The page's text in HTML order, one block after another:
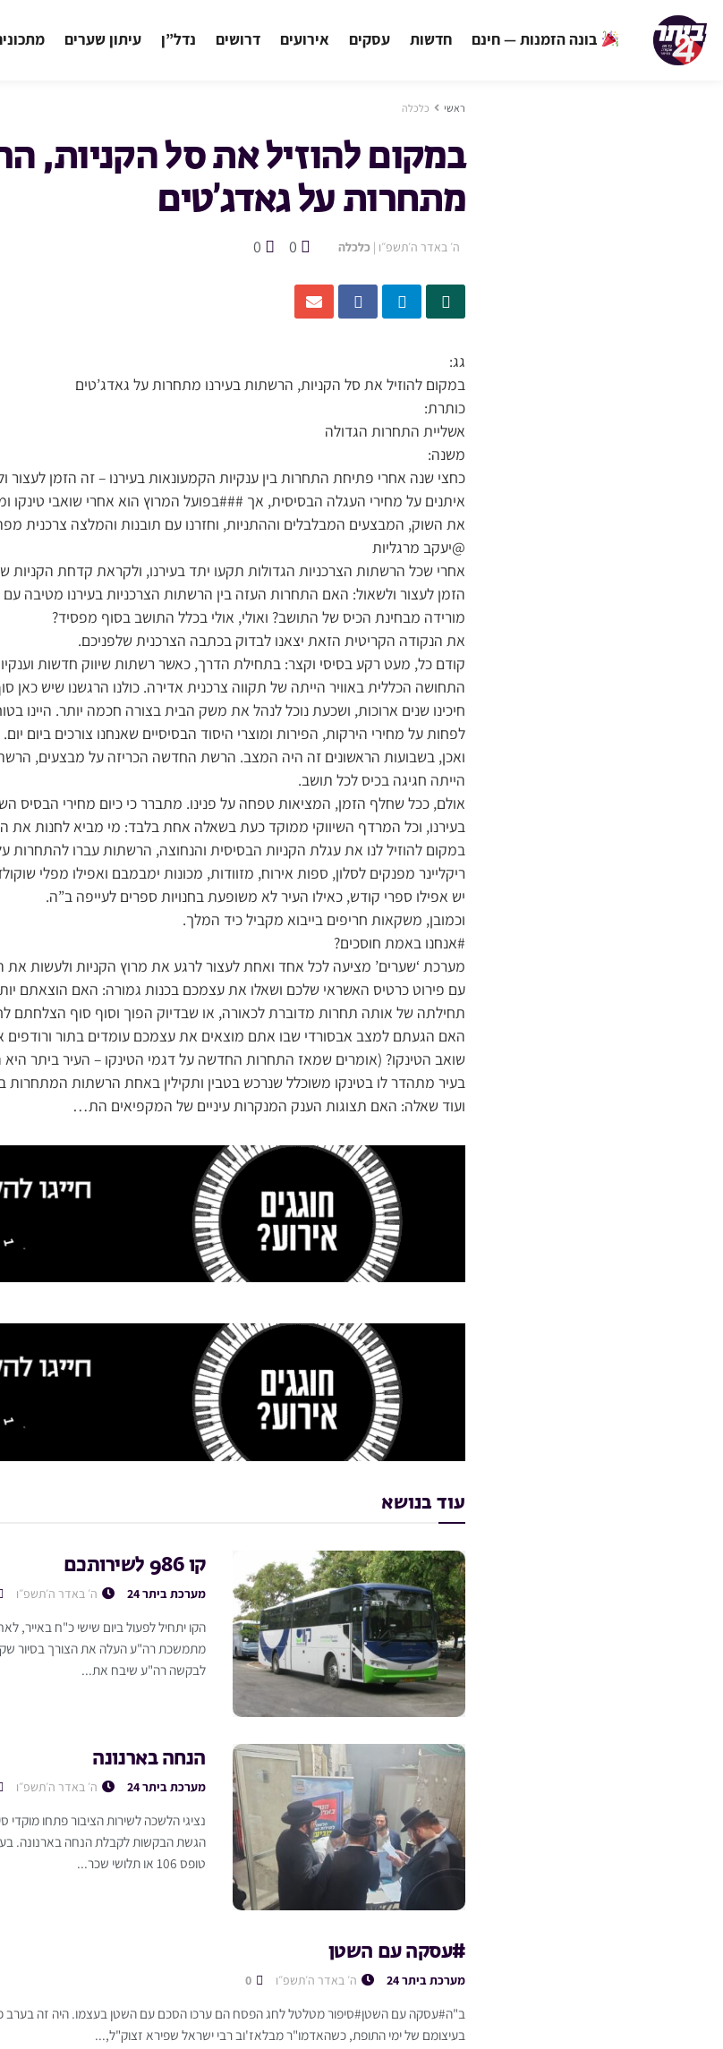
בונה הזמנות — חינם חדשות עסקים אירועים דרושים נדל”ן עיתון שערים
ראשי כלכלה
במקום להוזיל את סל הקניות,
מתחרות על גאדג’טים
ה׳ באדר ה׳תשפ״ו | כלכלה 0
0
גג:
במקום להוזיל את סל הקניות, הרשתות בעירנו מתחרות על גאדג’טים
כותרת:
אשליית התחרות הגדולה
משנה:
כחצי שנה אחרי פתיחת התחרות בין ענקיות הקמעונאות בעירנו – זה הזמן לעצור
איתנים על מחירי העגלה הבסיסית, אך ###בפועל המרוץ הוא אחרי שואבי טינקו
את השוק, המבצעים המבלבלים וההתניות, וחזרנו עם תובנות והמלצה צרכנית
@יעקב מרגליות
אחרי שכל הרשתות הצרכניות הגדולות תקעו יתד בעירנו, ולקראת קדחת
הזמן לעצור ולשאול: האם התחרות העזה בין הרשתות הצרכניות בעירנו מטיבה
מורידה מבחינת הכיס של התושב? ואולי, אולי בכלל התושב בסוף מפסיד?
את הנקודה הקריטית הזאת יצאנו לבדוק בכתבה הצרכנית שלפניכם.
קודם כל, מעט רקע בסיסי וקצר: בתחילת הדרך, כאשר רשתות שיווק חדשות
התחושה הכללית באוויר הייתה של תקווה צרכנית אדירה. כולנו הרגשנו שיש
חיכינו שנים ארוכות, ושכעת נוכל לנהל את משק הבית בצורה חכמה יותר. היינו
לפחות על מחירי הירקות, הפירות ומוצרי היסוד הבסיסיים שאנחנו צורכים ביום יום.
ואכן, בשבועות הראשונים זה היה המצב. הרשת החדשה הכריזה על מבצעים,
הייתה חגיגה בכיס לכל תושב.
אולם, ככל שחלף הזמן, המציאות טפחה על פנינו. מתברר כי כיום מחירי הבסיס
בעירנו, וכל המרדף השיווקי ממוקד כעת בשאלה אחת בלבד: מי מביא לחנות את
במקום להוזיל לנו את עגלת הקניות הבסיסית והנחוצה, הרשתות עברו להתחרות
ריקליינר מפנקים לסלון, ספות אירוח, מזוודות, מכונות ימבמבם ואפילו מפלי
יש אפילו ספרי קודש, כאילו העיר לא משופעת בחנויות ספרים לעייפה ב”ה.
וכמובן, משקאות חריפים בייבוא מקביל כיד המלך.
#אנחנו באמת חוסכים?
מערכת ‘שערים’ מציעה לכל אחד ואחת לעצור לרגע את מרוץ הקניות ולעשות
עם פירוט כרטיס האשראי שלכם ושאלו את עצמכם בכנות גמורה: האם הוצאתם
תחילתה של אותה תחרות מדוברת לכאורה, או שבדיוק הפוך וסוף סוף הצלחתם
האם הגעתם למצב אבסורדי שבו אתם מוצאים את עצמכם עומדים בתור ורודפים
שואב הטינקו? (אומרים שמאז התחרות החדשה על דגמי הטינקו – העיר ביתר היא
בעיר מתהדר לו בטינקו משוכלל שנרכש בטבין ותקילין באחת הרשתות המתחרות
ועוד שאלה: האם תצוגות הענק המנקרות עיניים של המקפיאים הת…
עוד בנושא
קו 986 לשירותכם
מערכת ביתר 24 ה׳ באדר ה׳תשפ״ו
הקו יתחיל לפעול ביום שישי כ"ח באייר,
מתמשכת רה"ע העלה את הצורך בסיור
לבקשה רה"ע שיבח את...
הנחה בארנונה
מערכת ביתר 24 ה׳ באדר ה׳תשפ״ו
נציגי הלשכה לשירות הציבור פתחו מוקדי
הגשת הבקשות לקבלת הנחה בארנונה.
טופס 106 או תלושי שכר...
#עסקה עם השטן
מערכת ביתר 24 ה׳ באדר ה׳תשפ״ו
ב"ה#עסקה עם השטן#סיפור מטלטל לחג הפסח הם ערכו הסכם עם השטן בעצמו. היה זה בערב
בעיצומם של ימי התופת, כשהאדמו"ר מבלאז'וב רבי ישראל שפירא זצוק"ל,...